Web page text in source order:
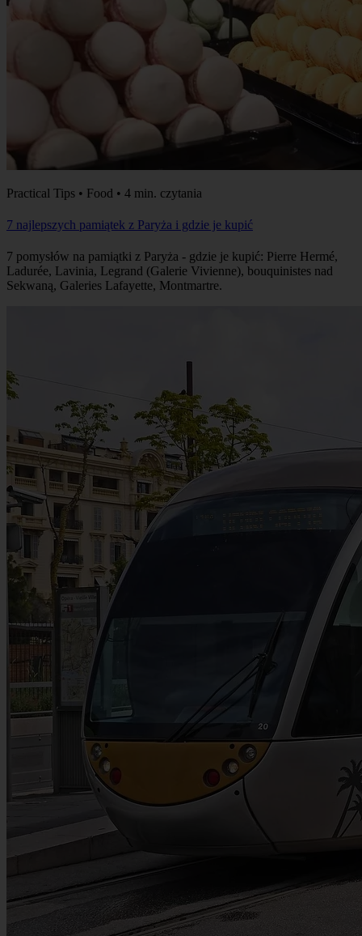
Practical Tips • Food • 4 min. czytania
7 najlepszych pamiątek z Paryża i gdzie je kupić
7 pomysłów na pamiątki z Paryża - gdzie je kupić: Pierre Hermé,
Ladurée, Lavinia, Legrand (Galerie Vivienne), bouquinistes nad
Sekwaną, Galeries Lafayette, Montmartre.